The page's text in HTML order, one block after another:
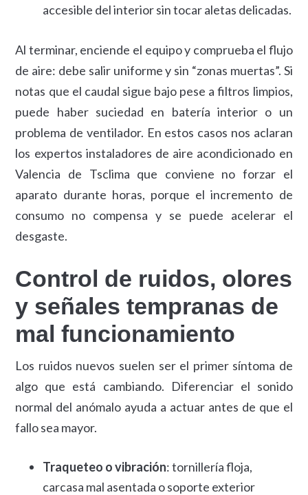
accesible del interior sin tocar aletas delicadas.
Al terminar, enciende el equipo y comprueba el flujo
de aire: debe salir uniforme y sin “zonas muertas”. Si
notas que el caudal sigue bajo pese a filtros limpios,
puede haber suciedad en batería interior o un
problema de ventilador. En estos casos nos aclaran
los expertos instaladores de aire acondicionado en
Valencia de Tsclima que conviene no forzar el
aparato durante horas, porque el incremento de
consumo no compensa y se puede acelerar el
desgaste.
Control de ruidos, olores
y señales tempranas de
mal funcionamiento
Los ruidos nuevos suelen ser el primer síntoma de
algo que está cambiando. Diferenciar el sonido
normal del anómalo ayuda a actuar antes de que el
fallo sea mayor.
Traqueteo o vibración: tornillería floja,
carcasa mal asentada o soporte exterior